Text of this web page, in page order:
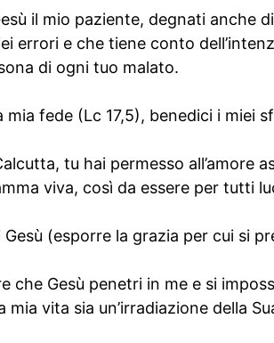
il mio paziente, degnati anche
errori e che tiene conto
di ogni tuo malato.
mia fede (Lc 17,5), benedici i miei
tu hai permesso all’amore
viva, così da essere per tutti
(esporre la grazia per cui si
che Gesù penetri in me e si
mia vita sia un’irradiazione della